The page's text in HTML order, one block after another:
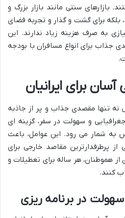
بازارهای سنتی مانند بازار بزرگ و
بلکه برای گشت و گذار و تجربه فضای
به صرف هزینه زیاد ندارند. این
جذاب برای انواع مسافران با بودجه
برای ایرانیان
نه تنها مقصدی جذاب و پر از جاذبه
و سهولت در سفر، گزینه ای
به شمار می رود. این عوامل، باعث
از پرطرفدارترین مقاصد خارجی برای
از هموطنان، هر ساله برای تعطیلات و
کنند.
در برنامه ریزی